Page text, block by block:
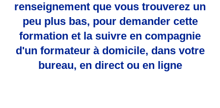
renseignement que vous trouverez un
peu plus bas, pour demander cette
formation et la suivre en compagnie
d'un formateur à domicile, dans votre
bureau, en direct ou en ligne